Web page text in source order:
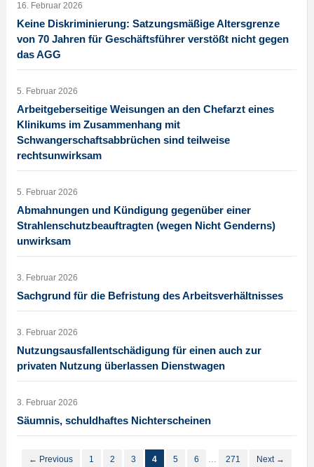
16. Februar 2026
Keine Diskriminierung: Satzungsmäßige Altersgrenze
von 70 Jahren für Geschäftsführer verstößt nicht gegen
das AGG
5. Februar 2026
Arbeitgeberseitige Weisungen an den Chefarzt eines
Klinikums im Zusammenhang mit
Schwangerschaftsabbrüchen sind teilweise
rechtsunwirksam
5. Februar 2026
Abmahnungen und Kündigung gegenüber einer
Strahlenschutzbeauftragten (wegen Nicht Genderns)
unwirksam
3. Februar 2026
Sachgrund für die Befristung des Arbeitsverhältnisses
3. Februar 2026
Nutzungsausfallentschädigung für einen auch zur
privaten Nutzung überlassen Dienstwagen
3. Februar 2026
Säumnis, schuldhaftes Nichterscheinen
← Previous 1 2 3 4 5 6 … 271 Next →